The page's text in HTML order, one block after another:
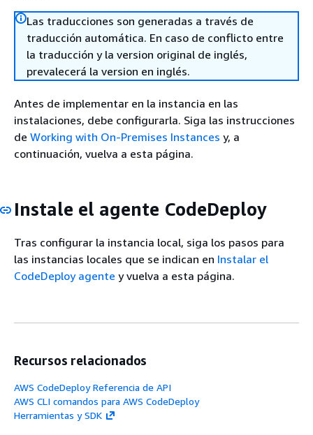
Las traducciones son generadas a través de
traducción automática. En caso de conflicto entre
la traducción y la version original de inglés,
prevalecerá la version en inglés.
Antes de implementar en la instancia en las
instalaciones, debe configurarla. Siga las instrucciones
de Working with On-Premises Instances y, a
continuación, vuelva a esta página.
Instale el agente CodeDeploy
Tras configurar la instancia local, siga los pasos para
las instancias locales que se indican en Instalar el
CodeDeploy agente y vuelva a esta página.
Recursos relacionados
AWS CodeDeploy Referencia de API
AWS CLI comandos para AWS CodeDeploy
Herramientas y SDK